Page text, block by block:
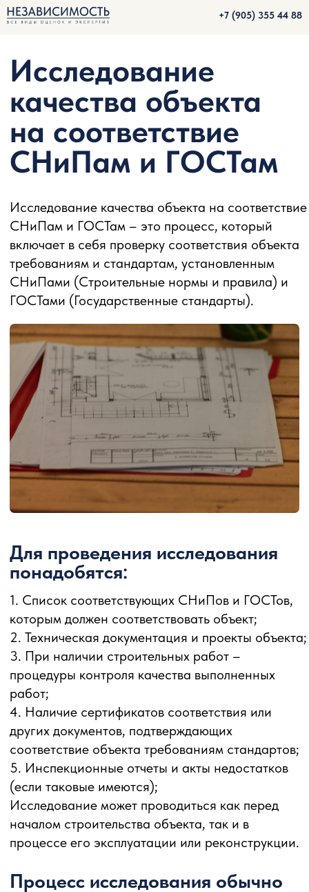
+7 (905) 355 44 88
Сбор и анализ требований, установленных
СНиПами и ГОСТами;
Проверка документации и проектных
решений на соответствие требованиям;
Проверка фактического выполнения работ
на соответствие требованиям (при наличии
строительных работ);
Осмотр и измерения на объекте для
выявления потенциальных или фактических
отклонений от требований;
Составление отчета с описанием результатов
исследования и рекомендаций по
устранению выявленных отклонений (если
СНиПам и ГОСТам позволяет оценить степень
соответствия объекта установленным
Процесс исследования обычно
включает следующие этапы:
1. Список соответствующих СНиПов и ГОСТов,
которым должен соответствовать объект;
2. Техническая документация и проекты объекта;
3. При наличии строительных работ –
процедуры контроля качества выполненных
4. Наличие сертификатов соответствия или
5. Инспекционные отчеты и акты недостатков
(если таковые имеются);
Исследование может проводиться как перед
процессе его эксплуатации или реконструкции.
Для проведения исследования
понадобятся:
качества объекта
на соответствие
СНиПам и ГОСТам
Исследование качества объекта на соответствие
СНиПам и ГОСТам – это процесс, который
включает в себя проверку соответствия объекта
СНиПами (Строительные нормы и правила) и
ГОСТами (Государственные стандарты).